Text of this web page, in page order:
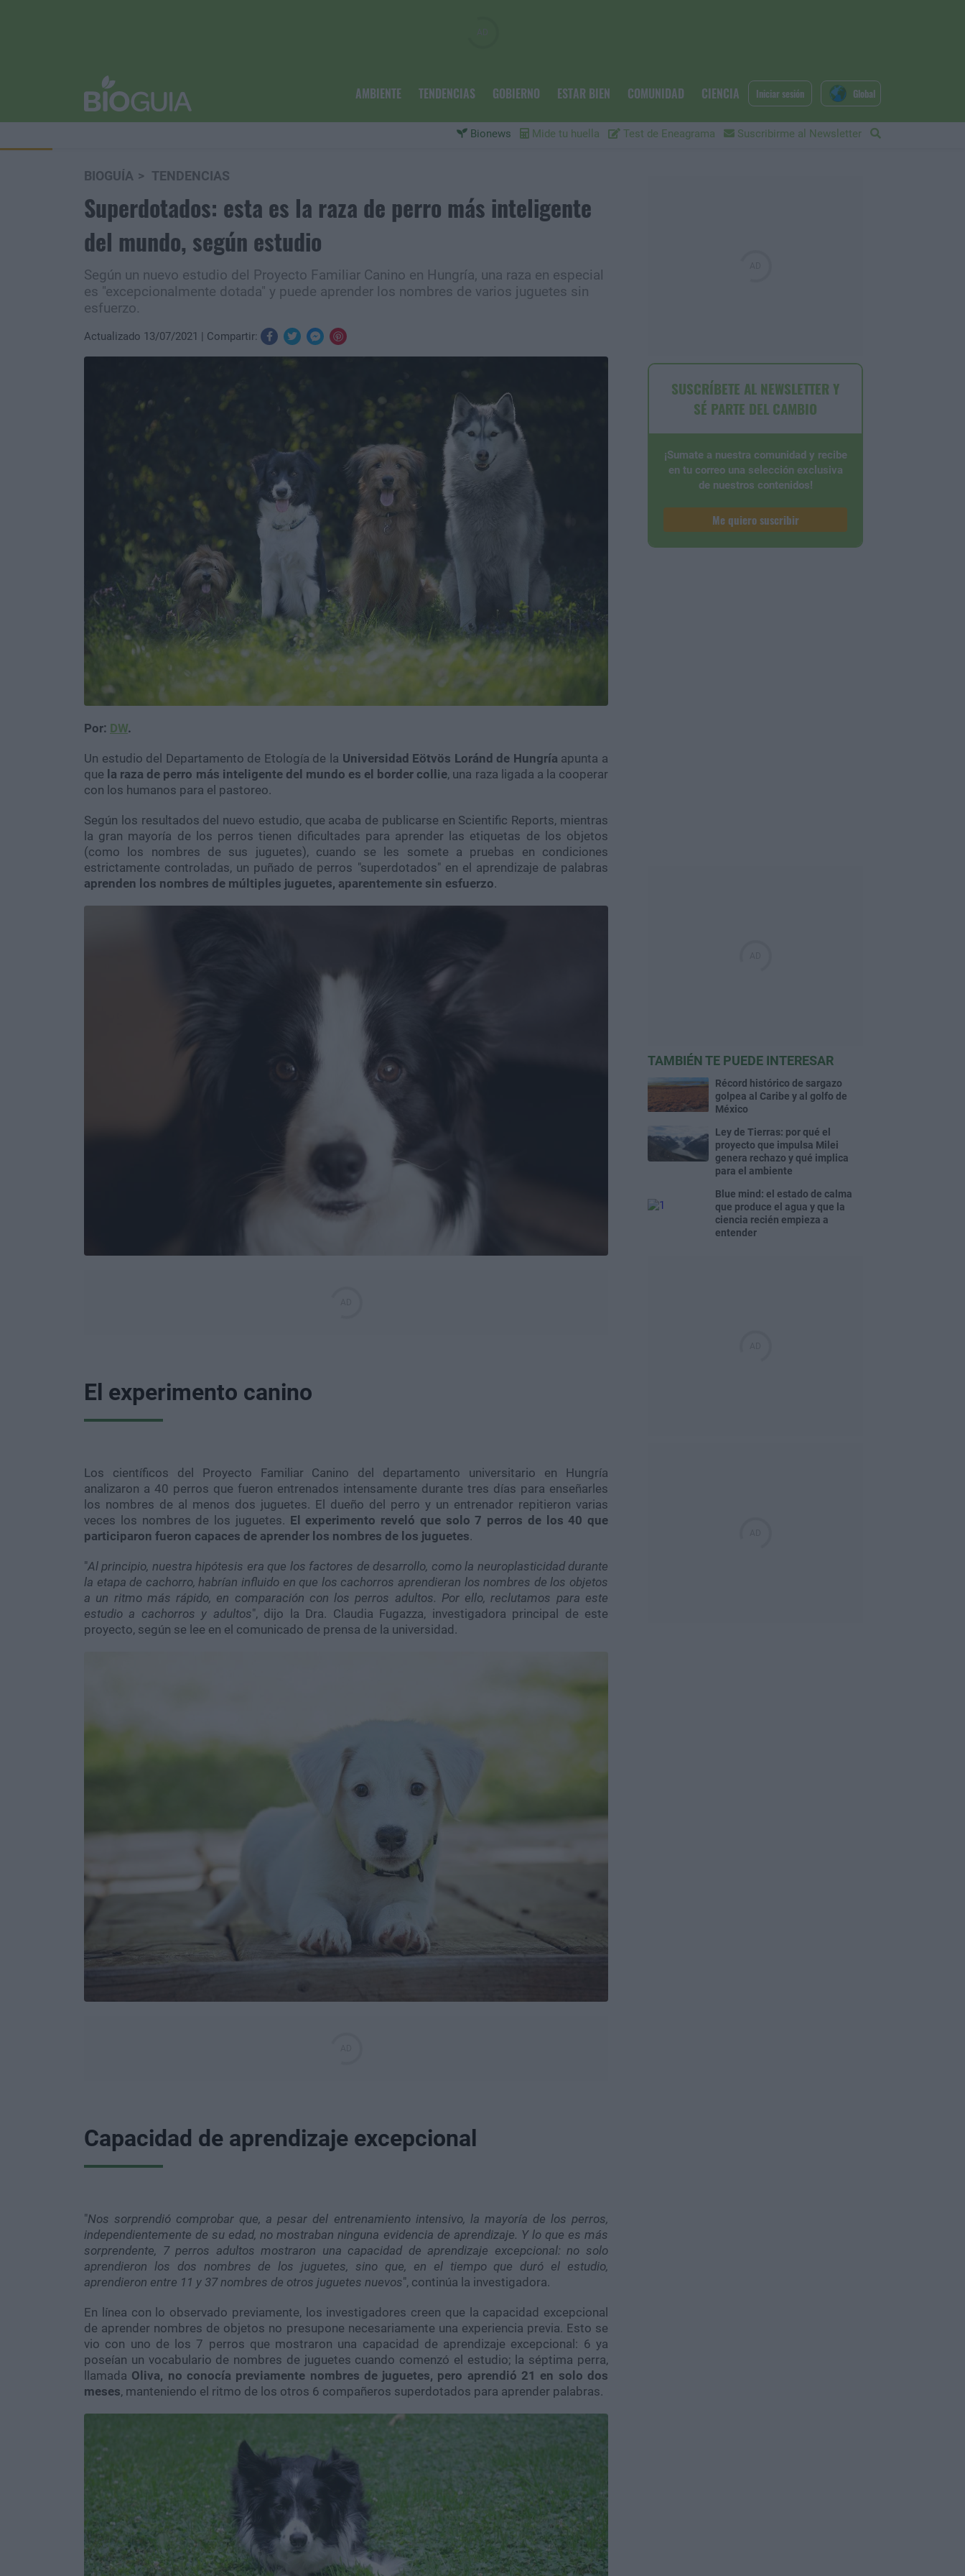
AMBIENTE TENDENCIAS GOBIERNO ESTAR BIEN COMUNIDAD CIENCIA
Bionews Mide tu huella Test de Eneagrama Suscribirme al Newsletter
Iniciar sesión Global
BIOGUÍA TENDENCIAS
Superdotados: esta es la raza de perro más inteligente
del mundo, según estudio
Según un nuevo estudio del Proyecto Familiar Canino en Hungría, una raza en especial
es "excepcionalmente dotada" y puede aprender los nombres de varios juguetes sin
esfuerzo.
Actualizado 13/07/2021 Compartir:
Por: DW.
Un estudio del Departamento de Etología de la Universidad Eötvös Loránd de Hungría apunta a
que la raza de perro más inteligente del mundo es el border collie, una raza ligada a la cooperar
con los humanos para el pastoreo.
Según los resultados del nuevo estudio, que acaba de publicarse en Scientific Reports, mientras
la gran mayoría de los perros tienen dificultades para aprender las etiquetas de los objetos
(como los nombres de sus juguetes), cuando se les somete a pruebas en condiciones
estrictamente controladas, un puñado de perros "superdotados" en el aprendizaje de palabras
aprenden los nombres de múltiples juguetes, aparentemente sin esfuerzo.
El experimento canino
Los científicos del Proyecto Familiar Canino del departamento universitario en Hungría
analizaron a 40 perros que fueron entrenados intensamente durante tres días para enseñarles
los nombres de al menos dos juguetes. El dueño del perro y un entrenador repitieron varias
veces los nombres de los juguetes. El experimento reveló que solo 7 perros de los 40 que
participaron fueron capaces de aprender los nombres de los juguetes.
"Al principio, nuestra hipótesis era que los factores de desarrollo, como la neuroplasticidad durante
la etapa de cachorro, habrían influido en que los cachorros aprendieran los nombres de los objetos
a un ritmo más rápido, en comparación con los perros adultos. Por ello, reclutamos para este
estudio a cachorros y adultos", dijo la Dra. Claudia Fugazza, investigadora principal de este
proyecto, según se lee en el comunicado de prensa de la universidad.
Capacidad de aprendizaje excepcional
"Nos sorprendió comprobar que, a pesar del entrenamiento intensivo, la mayoría de los perros,
independientemente de su edad, no mostraban ninguna evidencia de aprendizaje. Y lo que es más
sorprendente, 7 perros adultos mostraron una capacidad de aprendizaje excepcional: no solo
aprendieron los dos nombres de los juguetes, sino que, en el tiempo que duró el estudio,
aprendieron entre 11 y 37 nombres de otros juguetes nuevos", continúa la investigadora.
En línea con lo observado previamente, los investigadores creen que la capacidad excepcional
de aprender nombres de objetos no presupone necesariamente una experiencia previa. Esto se
vio con uno de los 7 perros que mostraron una capacidad de aprendizaje excepcional: 6 ya
poseían un vocabulario de nombres de juguetes cuando comenzó el estudio; la séptima perra,
llamada Oliva, no conocía previamente nombres de juguetes, pero aprendió 21 en solo dos
meses, manteniendo el ritmo de los otros 6 compañeros superdotados para aprender palabras.
SUSCRÍBETE AL NEWSLETTER Y
SÉ PARTE DEL CAMBIO
¡Sumate a nuestra comunidad y recibe
en tu correo una selección exclusiva
de nuestros contenidos!
Me quiero suscribir
TAMBIÉN TE PUEDE INTERESAR
Récord histórico de sargazo
golpea al Caribe y al golfo de
México
Ley de Tierras: por qué el
proyecto que impulsa Milei
genera rechazo y qué implica
para el ambiente
Blue mind: el estado de calma
que produce el agua y que la
ciencia recién empieza a
entender